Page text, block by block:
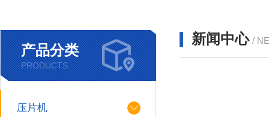
产品分类
PRODUCTS
压片机
新闻中心 /